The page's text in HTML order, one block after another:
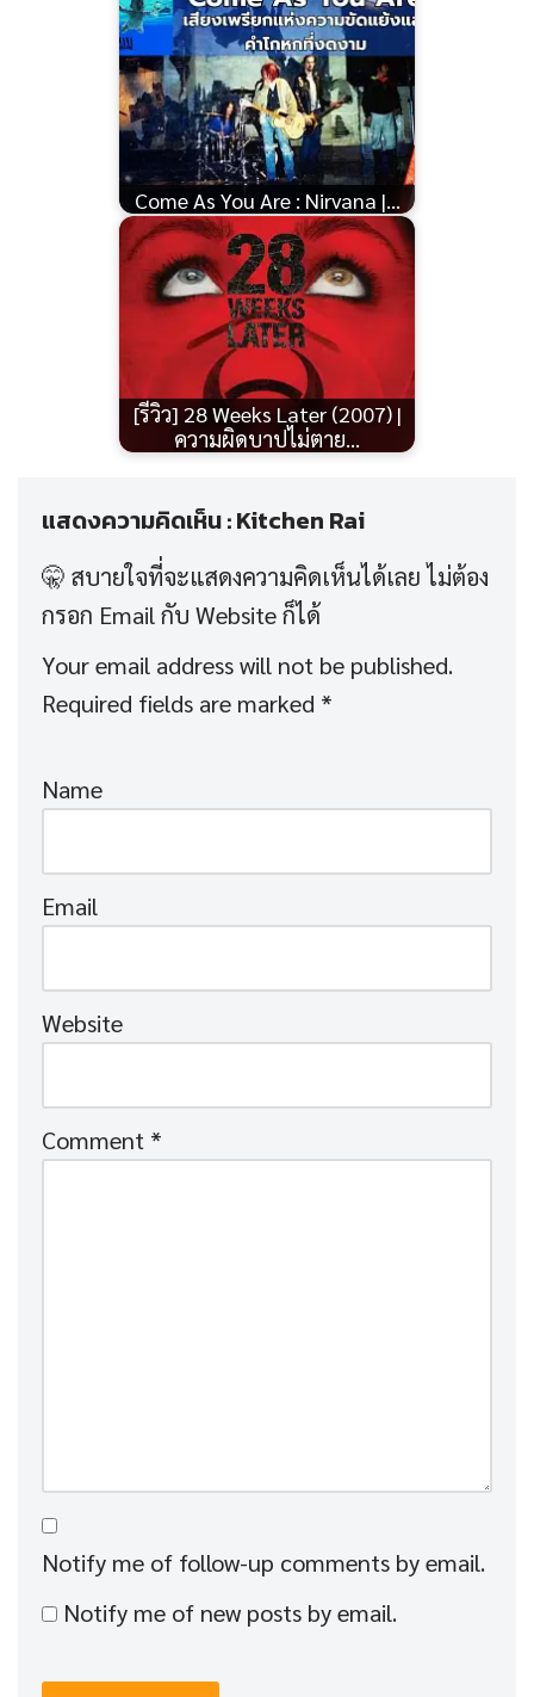
Come As You Are : Nirvana |…
[รีวิว] 28 Weeks Later (2007) |
ความผิดบาปไม่ตาย…
แสดงความคิดเห็น : Kitchen Rai
Your email address will not be published.
Required fields are marked *
Name
Email
Website
Comment *
Notify me of follow-up comments by email.
Notify me of new posts by email.